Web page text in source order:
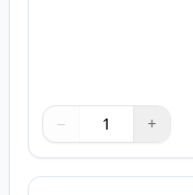
Aantal
Gebruik de
− +
Aantal 1